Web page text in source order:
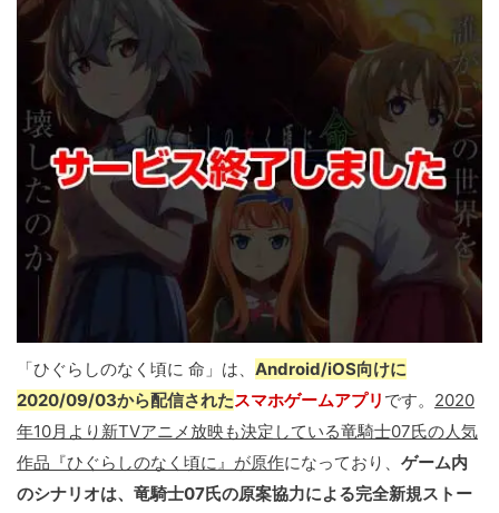
「ひぐらしのなく頃に 命」は、 Android/iOS向けに
2020/09/03から配信されたスマホゲームアプリ です。 2020
年10月より新TVアニメ放映も決定している竜騎士07氏の人気
作品『ひぐらしのなく頃に』が原作になっており、 ゲーム内
のシナリオは、竜騎士07氏の原案協力による完全新規ストー